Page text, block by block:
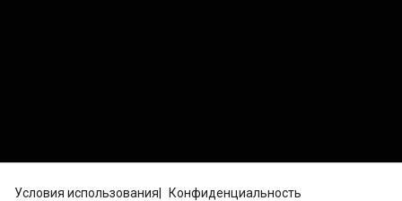
Условия использования
Конфиденциальность